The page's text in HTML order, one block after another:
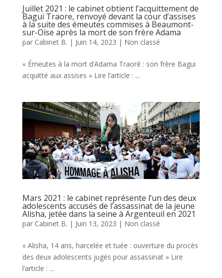
Juillet 2021 : le cabinet obtient l’acquittement de
Bagui Traore, renvoyé devant la cour d’assises
à la suite des émeutes commises à Beaumont-
sur-Oise après la mort de son frère Adama
par Cabinet B. | Juin 14, 2023 | Non classé
« Émeutes à la mort d’Adama Traoré : son frère Bagui
acquitté aux assises » Lire l’article : ...
Mars 2021 : le cabinet représente l’un des deux
adolescents accusés de l’assassinat de la jeune
Alisha, jetée dans la seine à Argenteuil en 2021
par Cabinet B. | Juin 13, 2023 | Non classé
« Alisha, 14 ans, harcelée et tuée : ouverture du procès
des deux adolescents jugés pour assassinat » Lire
l’article : ...